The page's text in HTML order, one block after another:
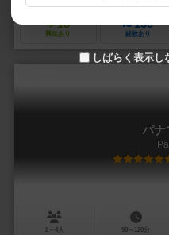
18
興味あり
159
経験あり
パナ
2～4人 90～120分
しばらく表示し